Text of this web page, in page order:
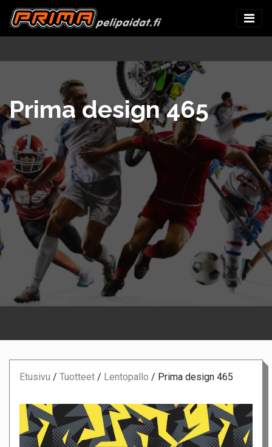
Prima design 465
Etusivu / Tuotteet / Lentopallo / Prima design 465